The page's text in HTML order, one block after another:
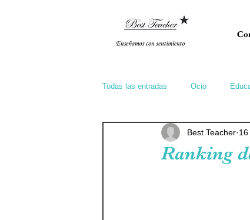
Todas las entradas Ocio
Ranking
Best Teacher